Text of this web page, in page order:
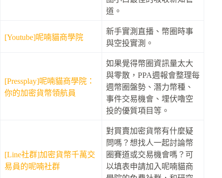
道。
[Youtube]呢喃貓商學院
新手實測直播、幣圈時事
與空投實測。
[Pressplay]呢喃貓商學院：
你的加密貨幣領航員
如果覺得幣圈資訊量太大
與零散，PPA週報會整理每
週幣圈盤勢、潛力幣種、
事件交易機會、埋伏嚕空
投的優質項目等。
[Line社群]加密貨幣千萬交
易員的呢喃社群
對買賣加密貨幣有什麼疑
問嗎？想找人一起討論幣
圈賽道或交易機會嗎？可
以填表申請加入呢喃貓商